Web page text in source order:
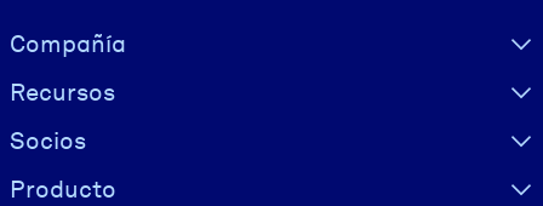
Visually hidden Text
Compañía
Recursos
Socios
Producto